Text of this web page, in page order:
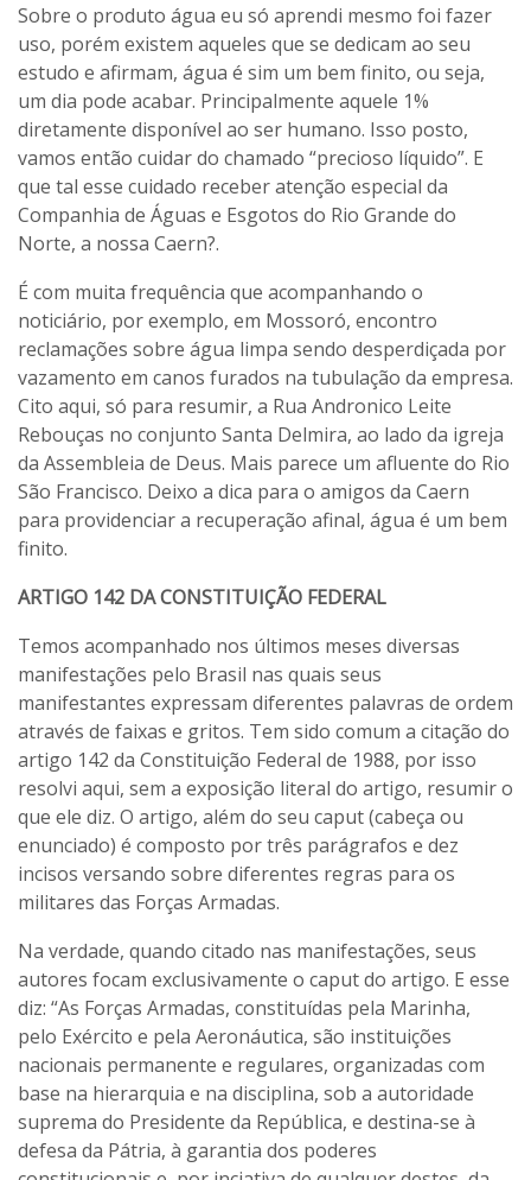
Sobre o produto água eu só aprendi mesmo foi fazer
uso, porém existem aqueles que se dedicam ao seu
estudo e afirmam, água é sim um bem finito, ou seja,
um dia pode acabar. Principalmente aquele 1%
diretamente disponível ao ser humano. Isso posto,
vamos então cuidar do chamado “precioso líquido”. E
que tal esse cuidado receber atenção especial da
Companhia de Águas e Esgotos do Rio Grande do
Norte, a nossa Caern?.
É com muita frequência que acompanhando o
noticiário, por exemplo, em Mossoró, encontro
reclamações sobre água limpa sendo desperdiçada por
vazamento em canos furados na tubulação da empresa.
Cito aqui, só para resumir, a Rua Andronico Leite
Rebouças no conjunto Santa Delmira, ao lado da igreja
da Assembleia de Deus. Mais parece um afluente do Rio
São Francisco. Deixo a dica para o amigos da Caern
para providenciar a recuperação afinal, água é um bem
finito.
ARTIGO 142 DA CONSTITUIÇÃO FEDERAL
Temos acompanhado nos últimos meses diversas
manifestações pelo Brasil nas quais seus
manifestantes expressam diferentes palavras de ordem
através de faixas e gritos. Tem sido comum a citação do
artigo 142 da Constituição Federal de 1988, por isso
resolvi aqui, sem a exposição literal do artigo, resumir o
que ele diz. O artigo, além do seu caput (cabeça ou
enunciado) é composto por três parágrafos e dez
incisos versando sobre diferentes regras para os
militares das Forças Armadas.
Na verdade, quando citado nas manifestações, seus
autores focam exclusivamente o caput do artigo. E esse
diz: “As Forças Armadas, constituídas pela Marinha,
pelo Exército e pela Aeronáutica, são instituições
nacionais permanente e regulares, organizadas com
base na hierarquia e na disciplina, sob a autoridade
suprema do Presidente da República, e destina-se à
defesa da Pátria, à garantia dos poderes